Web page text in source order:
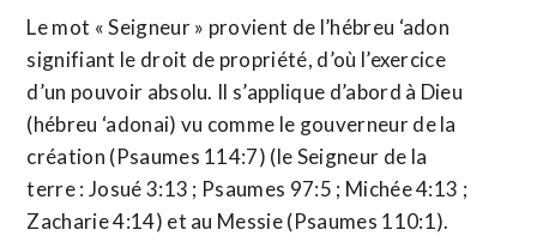
Le mot « Seigneur » provient de l’hébreu ‘adon
signifiant le droit de propriété, d’où l’exercice
d’un pouvoir absolu. Il s’applique d’abord à Dieu
(hébreu ‘adonai) vu comme le gouverneur de la
création (Psaumes 114:7) (le Seigneur de la
terre : Josué 3:13 ; Psaumes 97:5 ; Michée 4:13 ;
Zacharie 4:14) et au Messie (Psaumes 110:1).